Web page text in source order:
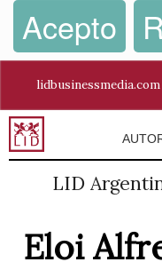
Acepto
lidbusinessmedia.com
LID
Eloi